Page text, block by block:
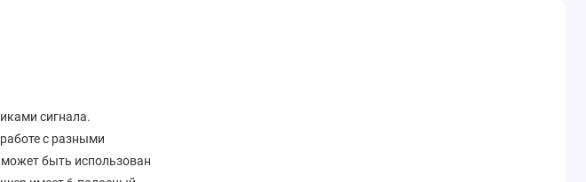
сигнала.
с разными
может быть использован